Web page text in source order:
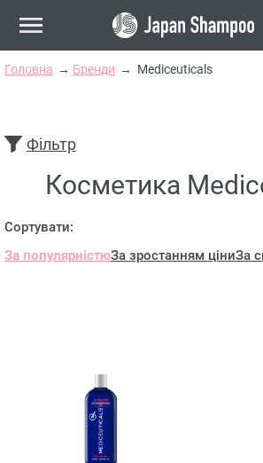
Головна Бренди Mediceuticals
Фільтр
Косметика
Сортувати:
За популярністюЗа зростанням ціниЗа